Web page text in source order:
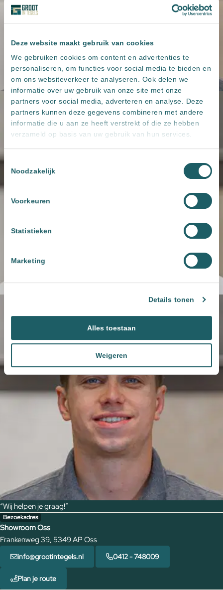
Deze website maakt gebruik van cookies
We gebruiken cookies om content en advertenties te
personaliseren, om functies voor social media te bieden en
om ons websiteverkeer te analyseren. Ook delen we
informatie over uw gebruik van onze site met onze
partners voor social media, adverteren en analyse. Deze
partners kunnen deze gegevens combineren met andere
informatie die u aan ze heeft verstrekt of die ze hebben
verzameld op basis van uw gebruik van hun services.
Toestemmingsselectie
Noodzakelijk
Voorkeuren
Statistieken
Marketing
Details tonen
Alles toestaan
Weigeren
“Wij helpen je graag!”
Bezoekadres
Showroom Oss
Frankenweg 39, 5349 AP Oss
info@grootintegels.nl 0412 - 748009
Plan je route